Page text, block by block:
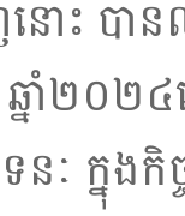
នោះ ប
ា ឆ្នាំ២
នៈ ក្នុង